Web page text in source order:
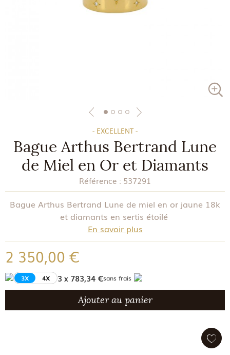
- EXCELLENT -
Bague Arthus Bertrand Lune
de Miel en Or et Diamants
Référence : 537291
Bague Arthus Bertrand Lune de miel en or jaune 18k
et diamants en sertis étoilé
En savoir plus
2 350,00 €
3X 4X 3 x 783,34 €sans frais
Ajouter au panier